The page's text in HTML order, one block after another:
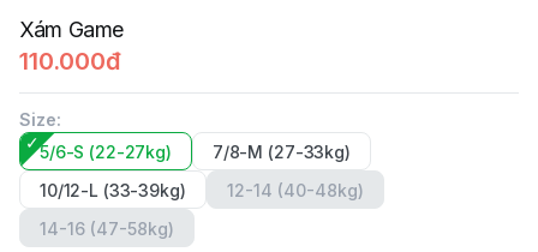
Xám Game
110.000đ
Size:
5/6-S (22-27kg)
7/8-M (27-33kg)
10/12-L (33-39kg)
12-14 (40-48kg)
14-16 (47-58kg)